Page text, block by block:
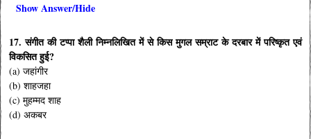
Show Answer/Hide
17. संगीत की टप्पा शैली निम्नलिखित में से किस मुगल सम्राट के दरबार में परिष्कृत एवं
विकसित हुई?
(a) जहांगीर
(b) शाहजहा
(c) मुहम्मद शाह
(d) अकबर